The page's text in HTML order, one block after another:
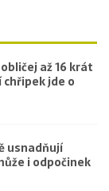
až 16 krát
jde o
usnadňují
i odpočinek